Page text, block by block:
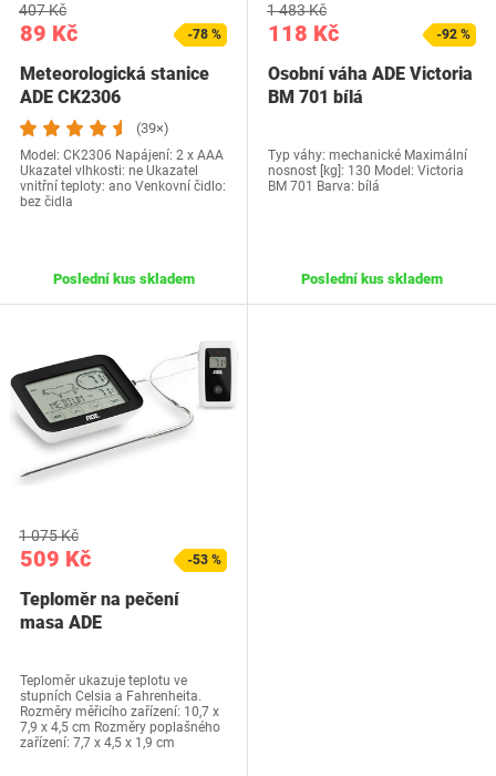
89 Kč
407 Kč
-78 %
Meteorologická stanice
ADE CK2306
(39×)
Model: CK2306 Napájení: 2 x AAA
Ukazatel vlhkosti: ne Ukazatel
vnitřní teploty: ano Venkovní čidlo:
bez čidla
Poslední kus skladem
118 Kč
1 483 Kč
-92 %
Osobní váha ADE Victoria
BM 701 bílá
Typ váhy: mechanické Maximální
nosnost [kg]: 130 Model: Victoria
BM 701 Barva: bílá
Poslední kus skladem
509 Kč
1 075 Kč
-53 %
Teploměr na pečení
masa ADE
Teploměr ukazuje teplotu ve
stupních Celsia a Fahrenheita.
Rozměry měřicího zařízení: 10,7 x
7,9 x 4,5 cm Rozměry poplašného
zařízení: 7,7 x 4,5 x 1,9 cm